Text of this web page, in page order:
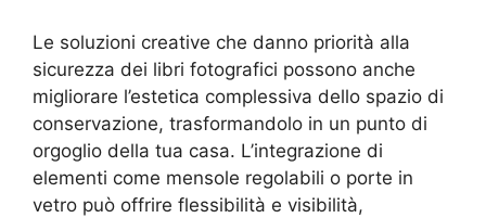
Le soluzioni creative che danno priorità alla
sicurezza dei libri fotografici possono anche
migliorare l’estetica complessiva dello spazio di
conservazione, trasformandolo in un punto di
orgoglio della tua casa. L’integrazione di
elementi come mensole regolabili o porte in
vetro può offrire flessibilità e visibilità,